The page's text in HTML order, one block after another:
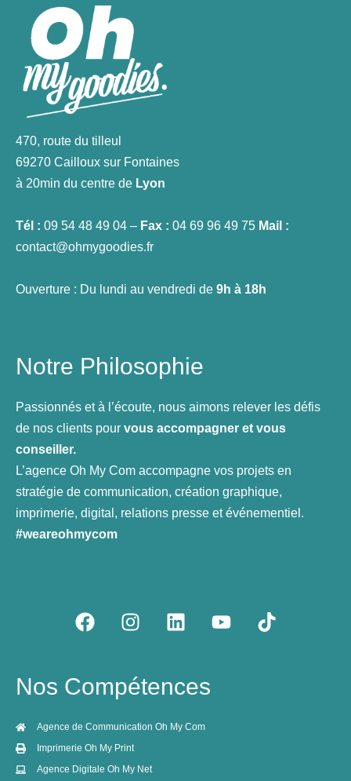
470, route du tilleul
69270 Cailloux sur Fontaines
à 20min du centre de Lyon
Tél : 09 54 48 49 04 – Fax : 04 69 96 49 75 Mail :
contact@ohmygoodies.fr
Ouverture : Du lundi au vendredi de 9h à 18h
Notre Philosophie
Passionnés et à l’écoute, nous aimons relever les défis
de nos clients pour vous accompagner et vous
conseiller.
L’agence Oh My Com accompagne vos projets en
stratégie de communication, création graphique,
imprimerie, digital, relations presse et événementiel.
#weareohmycom
F
a
b
o
k
I
n
a
r
a
m
L
i
e
i
Y
o
T
i
Nos Compétences
Agence de Communication Oh My Com
Imprimerie Oh My Print
Agence Digitale Oh My Net